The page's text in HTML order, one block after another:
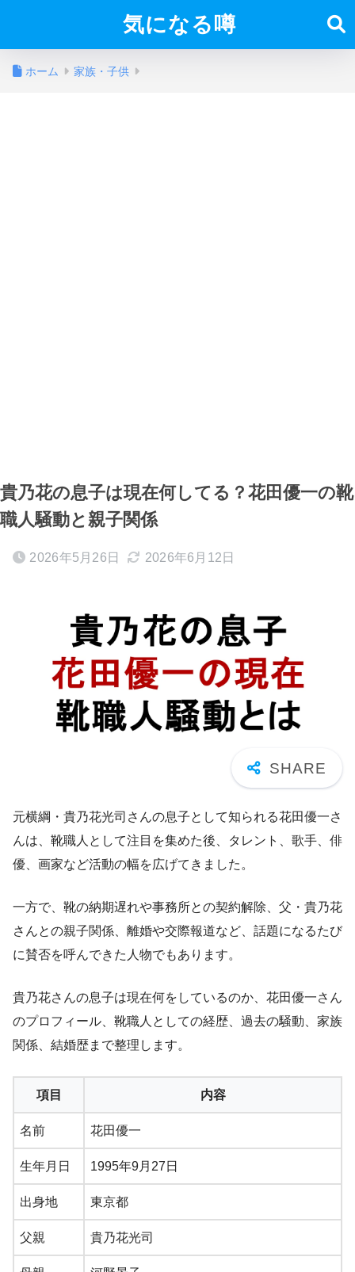
気になる噂
ホーム 家族・子供
貴乃花の息子は現在何してる？花田優一の靴
職人騒動と親子関係
2026年5月26日 2026年6月12日
元横綱・貴乃花光司さんの息子として知られる花田優一さ
んは、靴職人として注目を集めた後、タレント、歌手、俳
優、画家など活動の幅を広げてきました。
一方で、靴の納期遅れや事務所との契約解除、父・貴乃花
さんとの親子関係、離婚や交際報道など、話題になるたび
に賛否を呼んできた人物でもあります。
貴乃花さんの息子は現在何をしているのか、花田優一さん
のプロフィール、靴職人としての経歴、過去の騒動、家族
関係、結婚歴まで整理します。
項目 内容
名前 花田優一
生年月日 1995年9月27日
出身地 東京都
父親 貴乃花光司